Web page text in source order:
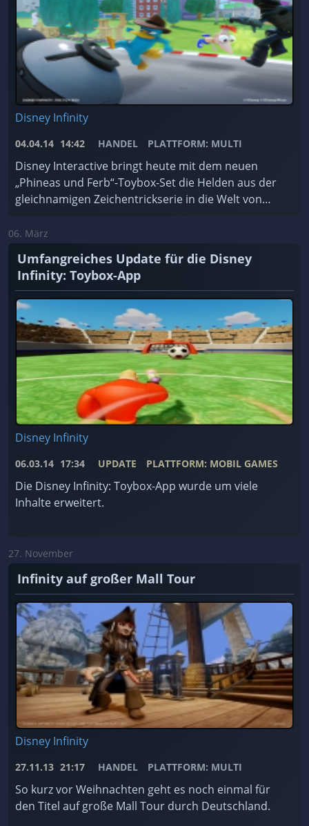
Disney Infinity
04.04.14 14:42 HANDEL PLATTFORM: MULTI
Disney Interactive bringt heute mit dem neuen
„Phineas und Ferb“-Toybox-Set die Helden aus der
gleichnamigen Zeichentrickserie in die Welt von
06. März
Umfangreiches Update für die Disney
Infinity: Toybox-App
Disney Infinity
06.03.14 17:34 UPDATE PLATTFORM: MOBIL GAMES
Die Disney Infinity: Toybox-App wurde um viele
Inhalte erweitert.
27. November
Infinity auf großer Mall Tour
Disney Infinity
27.11.13 21:17 HANDEL PLATTFORM: MULTI
So kurz vor Weihnachten geht es noch einmal für
den Titel auf große Mall Tour durch Deutschland.